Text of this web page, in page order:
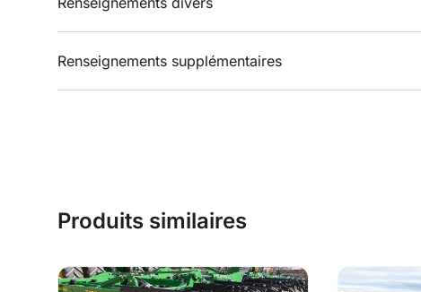
Renseignements supplémentaires
Produits similaires